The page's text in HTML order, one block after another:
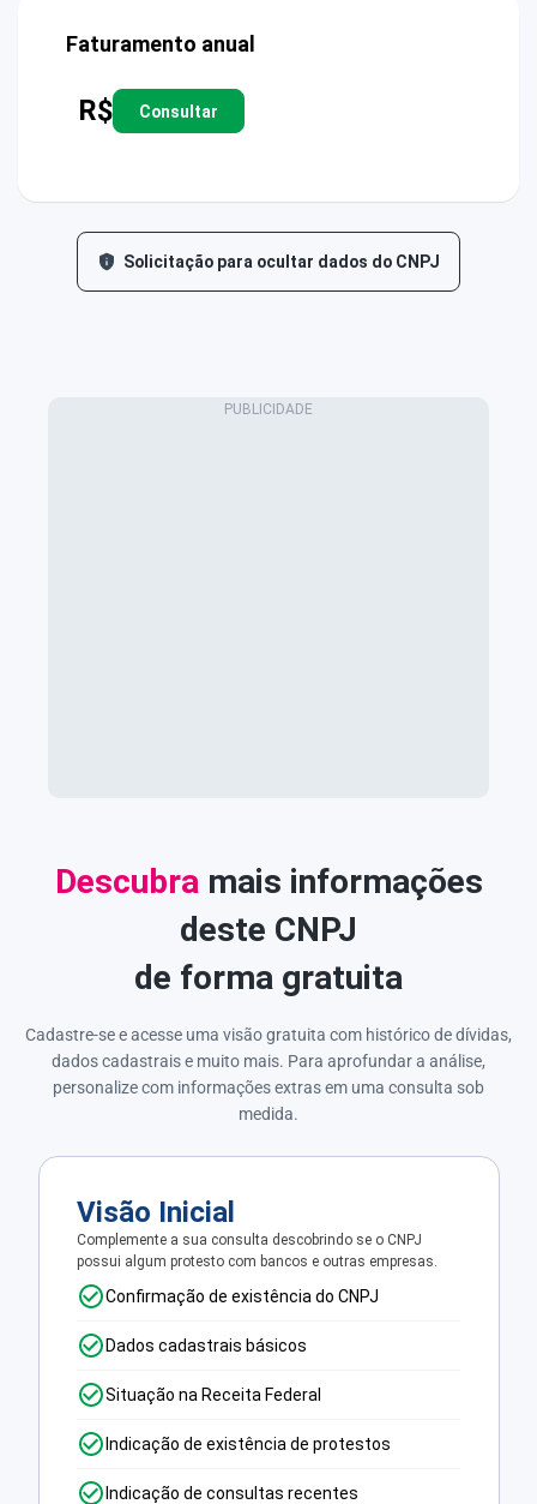
Faturamento anual
R$ Consultar
Solicitação para ocultar dados do CNPJ
Descubramais informações
deste CNPJ
de forma gratuita
Cadastre-se e acesse uma visão gratuita com histórico de dívidas,
dados cadastrais e muito mais. Para aprofundar a análise,
personalize com informações extras em uma consulta sob
medida.
Visão Inicial
Complemente a sua consulta descobrindo se o CNPJ
possui algum protesto com bancos e outras empresas.
Confirmação de existência do CNPJ
Dados cadastrais básicos
Situação na Receita Federal
Indicação de existência de protestos
Indicação de consultas recentes